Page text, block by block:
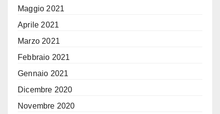
Maggio 2021
Aprile 2021
Marzo 2021
Febbraio 2021
Gennaio 2021
Dicembre 2020
Novembre 2020